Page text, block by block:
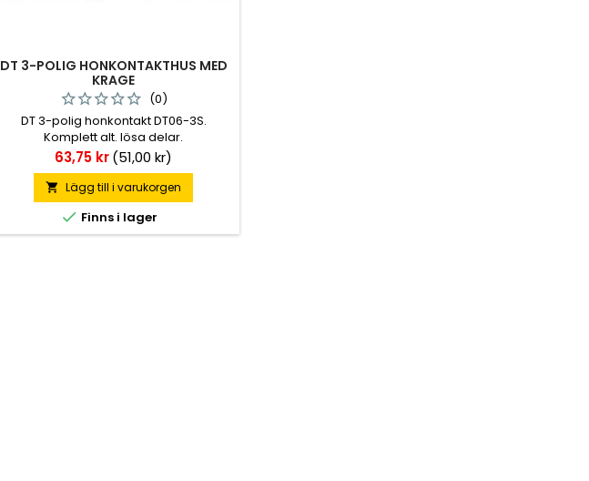
DT 3-POLIG HONKONTAKTHUS MED
KRAGE
(0)
DT 3-polig honkontakt DT06-3S.
Komplett alt. lösa delar.
Pris
63,75 kr(51,00 kr)
 Lägg till i varukorgen
 Finns i lager